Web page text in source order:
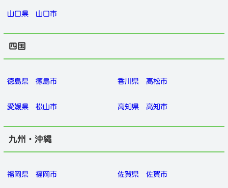
山口県 山口市
四国
徳島県 徳島市 香川県 高松市
愛媛県 松山市 高知県 高知市
九州・沖縄
福岡県 福岡市 佐賀県 佐賀市